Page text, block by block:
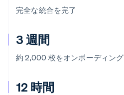
完全な統合を完了
3 週間
約 2,000 校をオンボーディング
12 時間